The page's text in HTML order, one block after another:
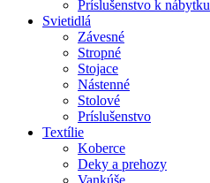
Príslušenstvo k nábytku
Svietidlá
Závesné
Stropné
Stojace
Nástenné
Stolové
Príslušenstvo
Textílie
Koberce
Deky a prehozy
Vankúše